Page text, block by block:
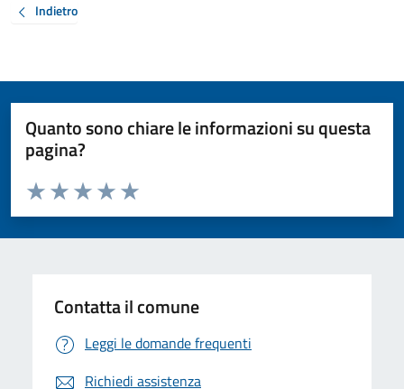
Indietro
Quanto sono chiare le informazioni su questa
pagina?
Valuta da 1 a 5 stelle la pagina
Valuta 5 stelle su 5
Valuta 4 stelle su 5
Valuta 3 stelle su 5
Valuta 2 stelle su 5
Valuta 1 stelle su 5
Contatta il comune
Leggi le domande frequenti
Richiedi assistenza